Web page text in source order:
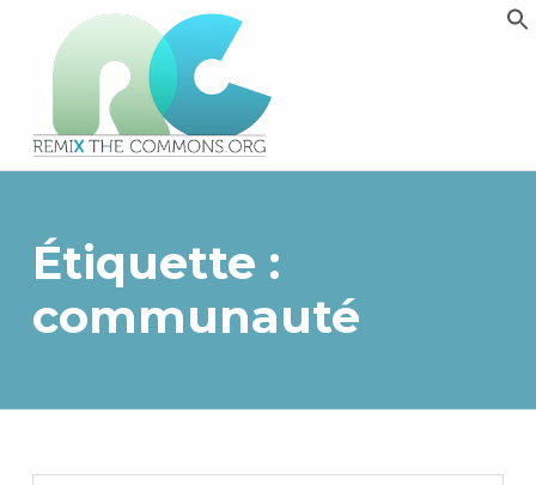
PLATEFORME MULTIMÉDIA OUVERTE ET COLLABORATIVE SUR LES COMMUNS
Étiquette :
communauté